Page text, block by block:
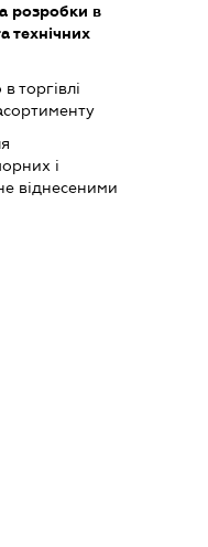
розробки в
технічних
торгівлі
і
віднесеними